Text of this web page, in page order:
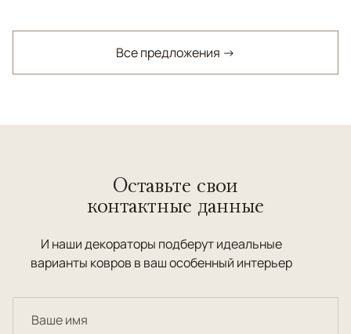
Все предложения →
Оставьте свои
контактные данные
И наши декораторы подберут идеальные
варианты ковров в ваш особенный интерьер